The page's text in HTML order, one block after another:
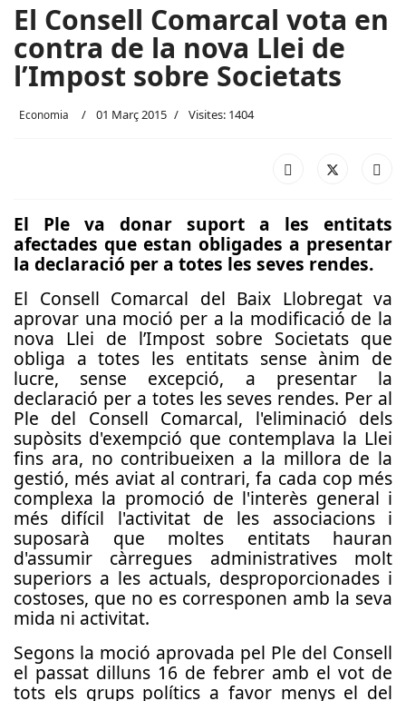
El Consell Comarcal vota en
contra de la nova Llei de
l’Impost sobre Societats
Economia 01 Març 2015 Visites: 1404
El Ple va donar suport a les entitats
afectades que estan obligades a presentar
la declaració per a totes les seves rendes.
El Consell Comarcal del Baix Llobregat va
aprovar una moció per a la modificació de la
nova Llei de l’Impost sobre Societats que
obliga a totes les entitats sense ànim de
lucre, sense excepció, a presentar la
declaració per a totes les seves rendes. Per al
Ple del Consell Comarcal, l'eliminació dels
supòsits d'exempció que contemplava la Llei
fins ara, no contribueixen a la millora de la
gestió, més aviat al contrari, fa cada cop més
complexa la promoció de l'interès general i
més difícil l'activitat de les associacions i
suposarà que moltes entitats hauran
d'assumir càrregues administratives molt
superiors a les actuals, desproporcionades i
costoses, que no es corresponen amb la seva
mida ni activitat.
Segons la moció aprovada pel Ple del Consell
el passat dilluns 16 de febrer amb el vot de
tots els grups polítics a favor menys el del